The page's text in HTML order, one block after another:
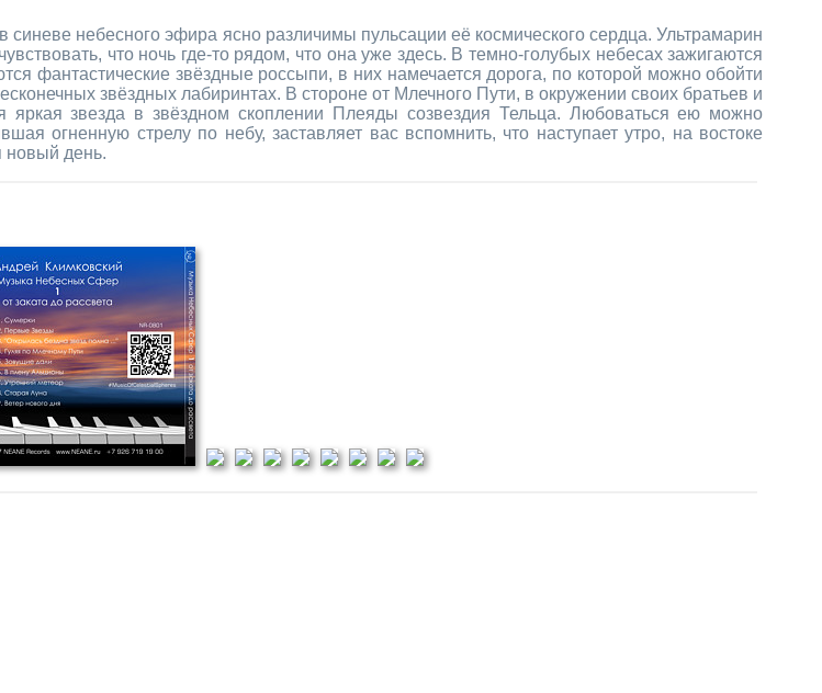
небесного эфира ясно различимы пульсации её космического сердца. Ультрамарин
что ночь где-то рядом, что она уже здесь. В темно-голубых небесах зажигаются
фантастические звёздные россыпи, в них намечается дорога, по которой можно обойти
звёздных лабиринтах. В стороне от Млечного Пути, в окружении своих братьев и
звезда в звёздном скоплении Плеяды созвездия Тельца. Любоваться ею можно
огненную стрелу по небу, заставляет вас вспомнить, что наступает утро, на востоке
новый день.